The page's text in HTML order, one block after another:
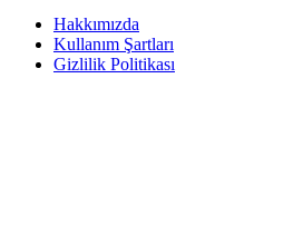
Hakkımızda
Kullanım Şartları
Gizlilik Politikası